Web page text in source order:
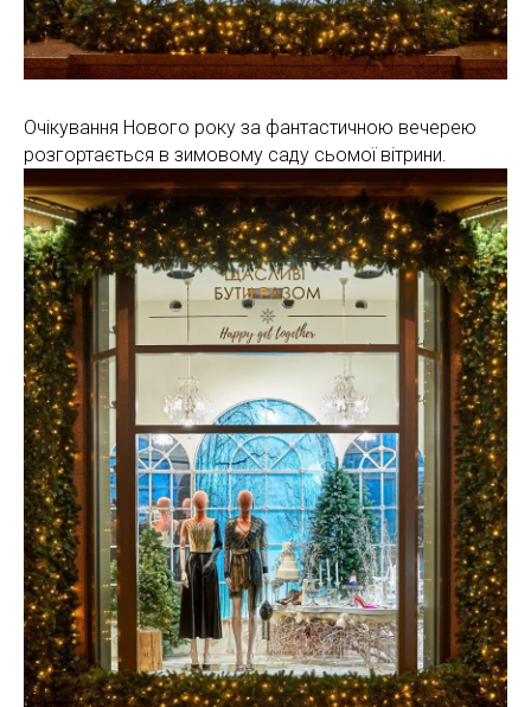
Очікування Нового року за фантастичною вечерею
розгортається в зимовому саду сьомої вітрини.